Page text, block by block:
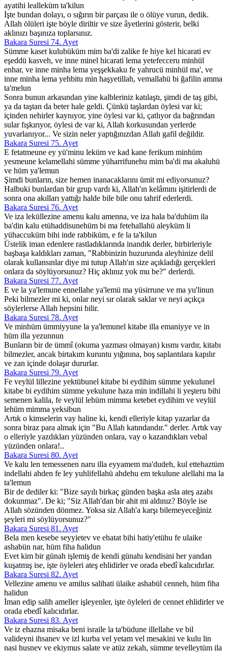
ayatihi lealleküm ta'kilun
İşte bundan dolayı, o sığırın bir parçası ile o ölüye vurun, dedik.
Allah ölüleri işte böyle diriltir ve size âyetlerini gösterir, belki
aklınızı başınıza toplarsınız.
Bakara Suresi 74. Ayet
Sümme kaset kulubüküm mim ba'di zalike fe hiye kel hicarati ev
eşeddü kasveh, ve inne minel hicarati lema yetefecceru minhül
enhar, ve inne minha lema yeşşekkaku fe yahrucü minhül ma', ve
inne minha lema yehbitu min haşyetillah, vemallahü bi ğafilin amma
ta'melun
Sonra bunun arkasından yine kalbleriniz katılaştı, şimdi de taş gibi,
ya da taştan da beter hale geldi. Çünkü taşlardan öylesi var ki;
içinden nehirler kaynıyor, yine öylesi var ki, çatlıyor da bağrından
sular fışkırıyor, öylesi de var ki, Allah korkusundan yerlerde
yuvarlanıyor... Ve sizin neler yaptığınızdan Allah gafil değildir.
Bakara Suresi 75. Ayet
E fetatmeune ey yü'minu leküm ve kad kane ferikum minhüm
yesmeune kelamellahi sümme yüharrifunehu mim ba'di ma akaluhü
ve hüm ya'lemun
Şimdi bunların, size hemen inanacaklarını ümit mi ediyorsunuz?
Halbuki bunlardan bir grup vardı ki, Allah'ın kelâmını işitirlerdi de
sonra ona akılları yattığı halde bile bile onu tahrif ederlerdi.
Bakara Suresi 76. Ayet
Ve iza leküllezine amenu kalu amenna, ve iza hala ba'duhüm ila
ba'din kalu etühaddisunehüm bi ma fetehallahü aleyküm li
yühaccuküm bihi inde rabbiküm, e fe la ta'kilun
Üstelik iman edenlere rastladıklarında inandık derler, birbirleriyle
başbaşa kaldıkları zaman, "Rabbinizin huzurunda aleyhinize delil
olarak kullansınlar diye mi tutup Allah'ın size açıkladığı gerçekleri
onlara da söylüyorsunuz? Hiç aklınız yok mu be?" derlerdi.
Bakara Suresi 77. Ayet
E ve la ya'lemune ennellahe ya'lemü ma yüsirrune ve ma yu'linun
Peki bilmezler mi ki, onlar neyi sır olarak saklar ve neyi açıkça
söylerlerse Allah hepsini bilir.
Bakara Suresi 78. Ayet
Ve minhüm ümmiyyune la ya'lemunel kitabe illa emaniyye ve in
hüm illa yezunnun
Bunların bir de ümmî (okuma yazması olmayan) kısmı vardır, kitabı
bilmezler, ancak birtakım kuruntu yığınına, boş saplantılara kapılır
ve zan içinde dolaşır dururlar.
Bakara Suresi 79. Ayet
Fe veylül lillezine yektübunel kitabe bi eydihim sümme yekulunel
kitabe bi eydihim sümme yekulune haza min indillahi li yeşteru bihi
semenen kalila, fe veylül lehüm mimma ketebet eydihim ve veylül
lehüm mimma yeksibun
Artık o kimselerin vay haline ki, kendi elleriyle kitap yazarlar da
sonra biraz para almak için "Bu Allah katındandır." derler. Artık vay
o elleriyle yazdıkları yüzünden onlara, vay o kazandıkları vebal
yüzünden onlara!..
Bakara Suresi 80. Ayet
Ve kalu len temessenen naru illa eyyamem ma'dudeh, kul ettehaztüm
indellahi ahden fe ley yuhlifellahü ahdehu em tekulune alellahi ma la
ta'lemun
Bir de dediler ki: "Bize sayılı birkaç günden başka asla ateş azabı
dokunmaz". De ki; "Siz Allah'dan bir ahit mi aldınız? Böyle ise
Allah sözünden dönmez. Yoksa siz Allah'a karşı bilemeyeceğiniz
şeyleri mi söylüyorsunuz?"
Bakara Suresi 81. Ayet
Bela men kesebe seyyietev ve ehatat bihi hatiy'etühu fe ulaike
ashabün nar, hüm fiha halidun
Evet kim bir günah işlemiş de kendi günahı kendisini her yandan
kuşatmış ise, işte öyleleri ateş ehlidirler ve orada ebedî kalıcıdırlar.
Bakara Suresi 82. Ayet
Vellezine amenu ve amilus salihati ülaike ashabül cenneh, hüm fiha
halidun
İman edip salih ameller işleyenler, işte öyleleri de cennet ehlidirler ve
orada ebedî kalıcıdırlar.
Bakara Suresi 83. Ayet
Ve iz ehazna misaka beni israile la ta'büdune illellahe ve bil
valideyni ihsanev ve izl kurba vel yetam vel mesakini ve kulu lin
nasi husnev ve ekiymus salate ve atüz zekah, sümme tevelleytüm ila